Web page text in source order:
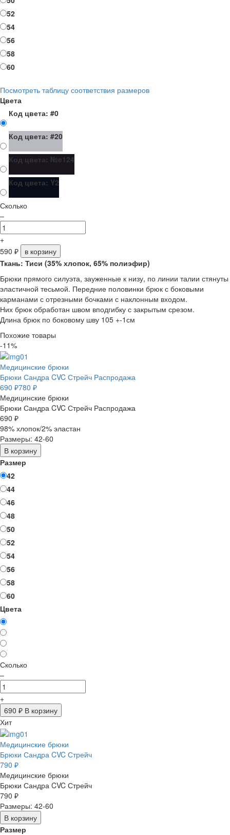
52
54
56
58
60
Посмотреть таблицу соответствия размеров
Цвета
Код цвета: #0
Код цвета: #20
Код цвета: №e124
Код цвета: Y2
Сколько
–
+
590 ₽
в корзину
Ткань: Тиси (35% хлопок, 65% полиэфир)
Брюки прямого силуэта, зауженные к низу, по линии талии стянуты
эластичной тесьмой. Передние половинки брюк с боковыми
карманами с отрезными бочками с наклонным входом.
Них брюк обработан швом вподгибку с закрытым срезом.
Длина брюк по боковому шву 105 +-1см
Похожие товары
-11%
Медицинские брюки
Брюки Сандра CVC Стрейч Распродажа
690 ₽780 ₽
Медицинские брюки
Брюки Сандра CVC Стрейч Распродажа
690 ₽
98% хлопок/2% эластан
Размеры: 42-60
В корзину
Размер
42
44
46
48
50
52
54
56
58
60
Цвета
Сколько
–
+
690 ₽ В корзину
Хит
Медицинские брюки
Брюки Сандра CVC Стрейч
790 ₽
Медицинские брюки
Брюки Сандра CVC Стрейч
790 ₽
Размеры: 42-60
В корзину
Размер